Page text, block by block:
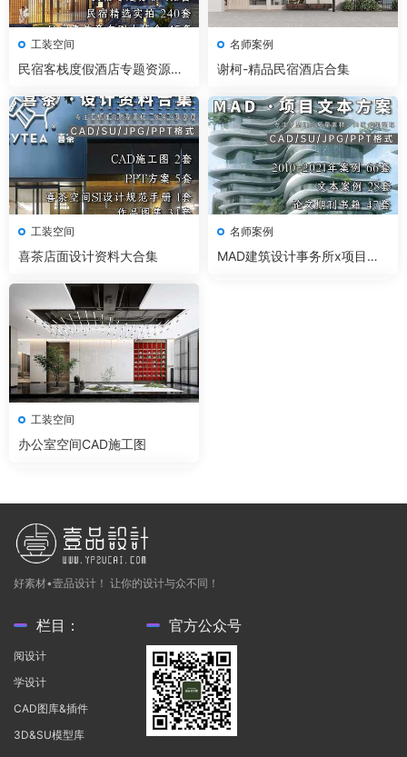
工装空间
民宿客栈度假酒店专题资源合
名师案例
谢柯-精品民宿酒店合集
工装空间
喜茶店面设计资料大合集
名师案例
MAD建筑设计事务所x项目作
工装空间
办公室空间CAD施工图
好素材•壹品设计！ 让你的设计与众不同！
栏目：
阅设计
学设计
CAD图库&插件
3D&SU模型库
官方公众号